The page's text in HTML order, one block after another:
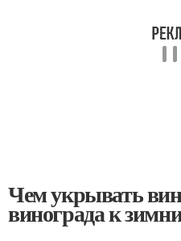
Чем укрывать
винограда к